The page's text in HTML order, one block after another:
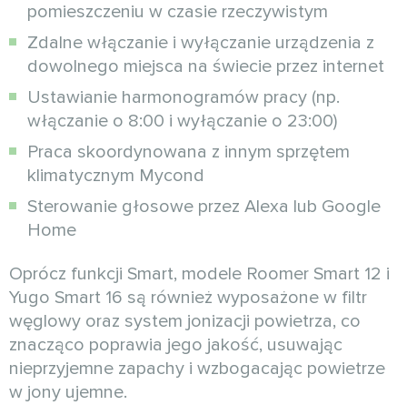
pomieszczeniu w czasie rzeczywistym
Zdalne włączanie i wyłączanie urządzenia z
dowolnego miejsca na świecie przez internet
Ustawianie harmonogramów pracy (np.
włączanie o 8:00 i wyłączanie o 23:00)
Praca skoordynowana z innym sprzętem
klimatycznym Mycond
Sterowanie głosowe przez Alexa lub Google
Home
Oprócz funkcji Smart, modele Roomer Smart 12 i
Yugo Smart 16 są również wyposażone w filtr
węglowy oraz system jonizacji powietrza, co
znacząco poprawia jego jakość, usuwając
nieprzyjemne zapachy i wzbogacając powietrze
w jony ujemne.